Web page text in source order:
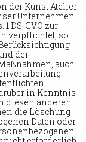
der Kunst Atelier
Unternehmen
DS-GVO zur
verpflichtet, so
der
auch
in Kenntnis
diesen anderen
die Löschung
Daten oder